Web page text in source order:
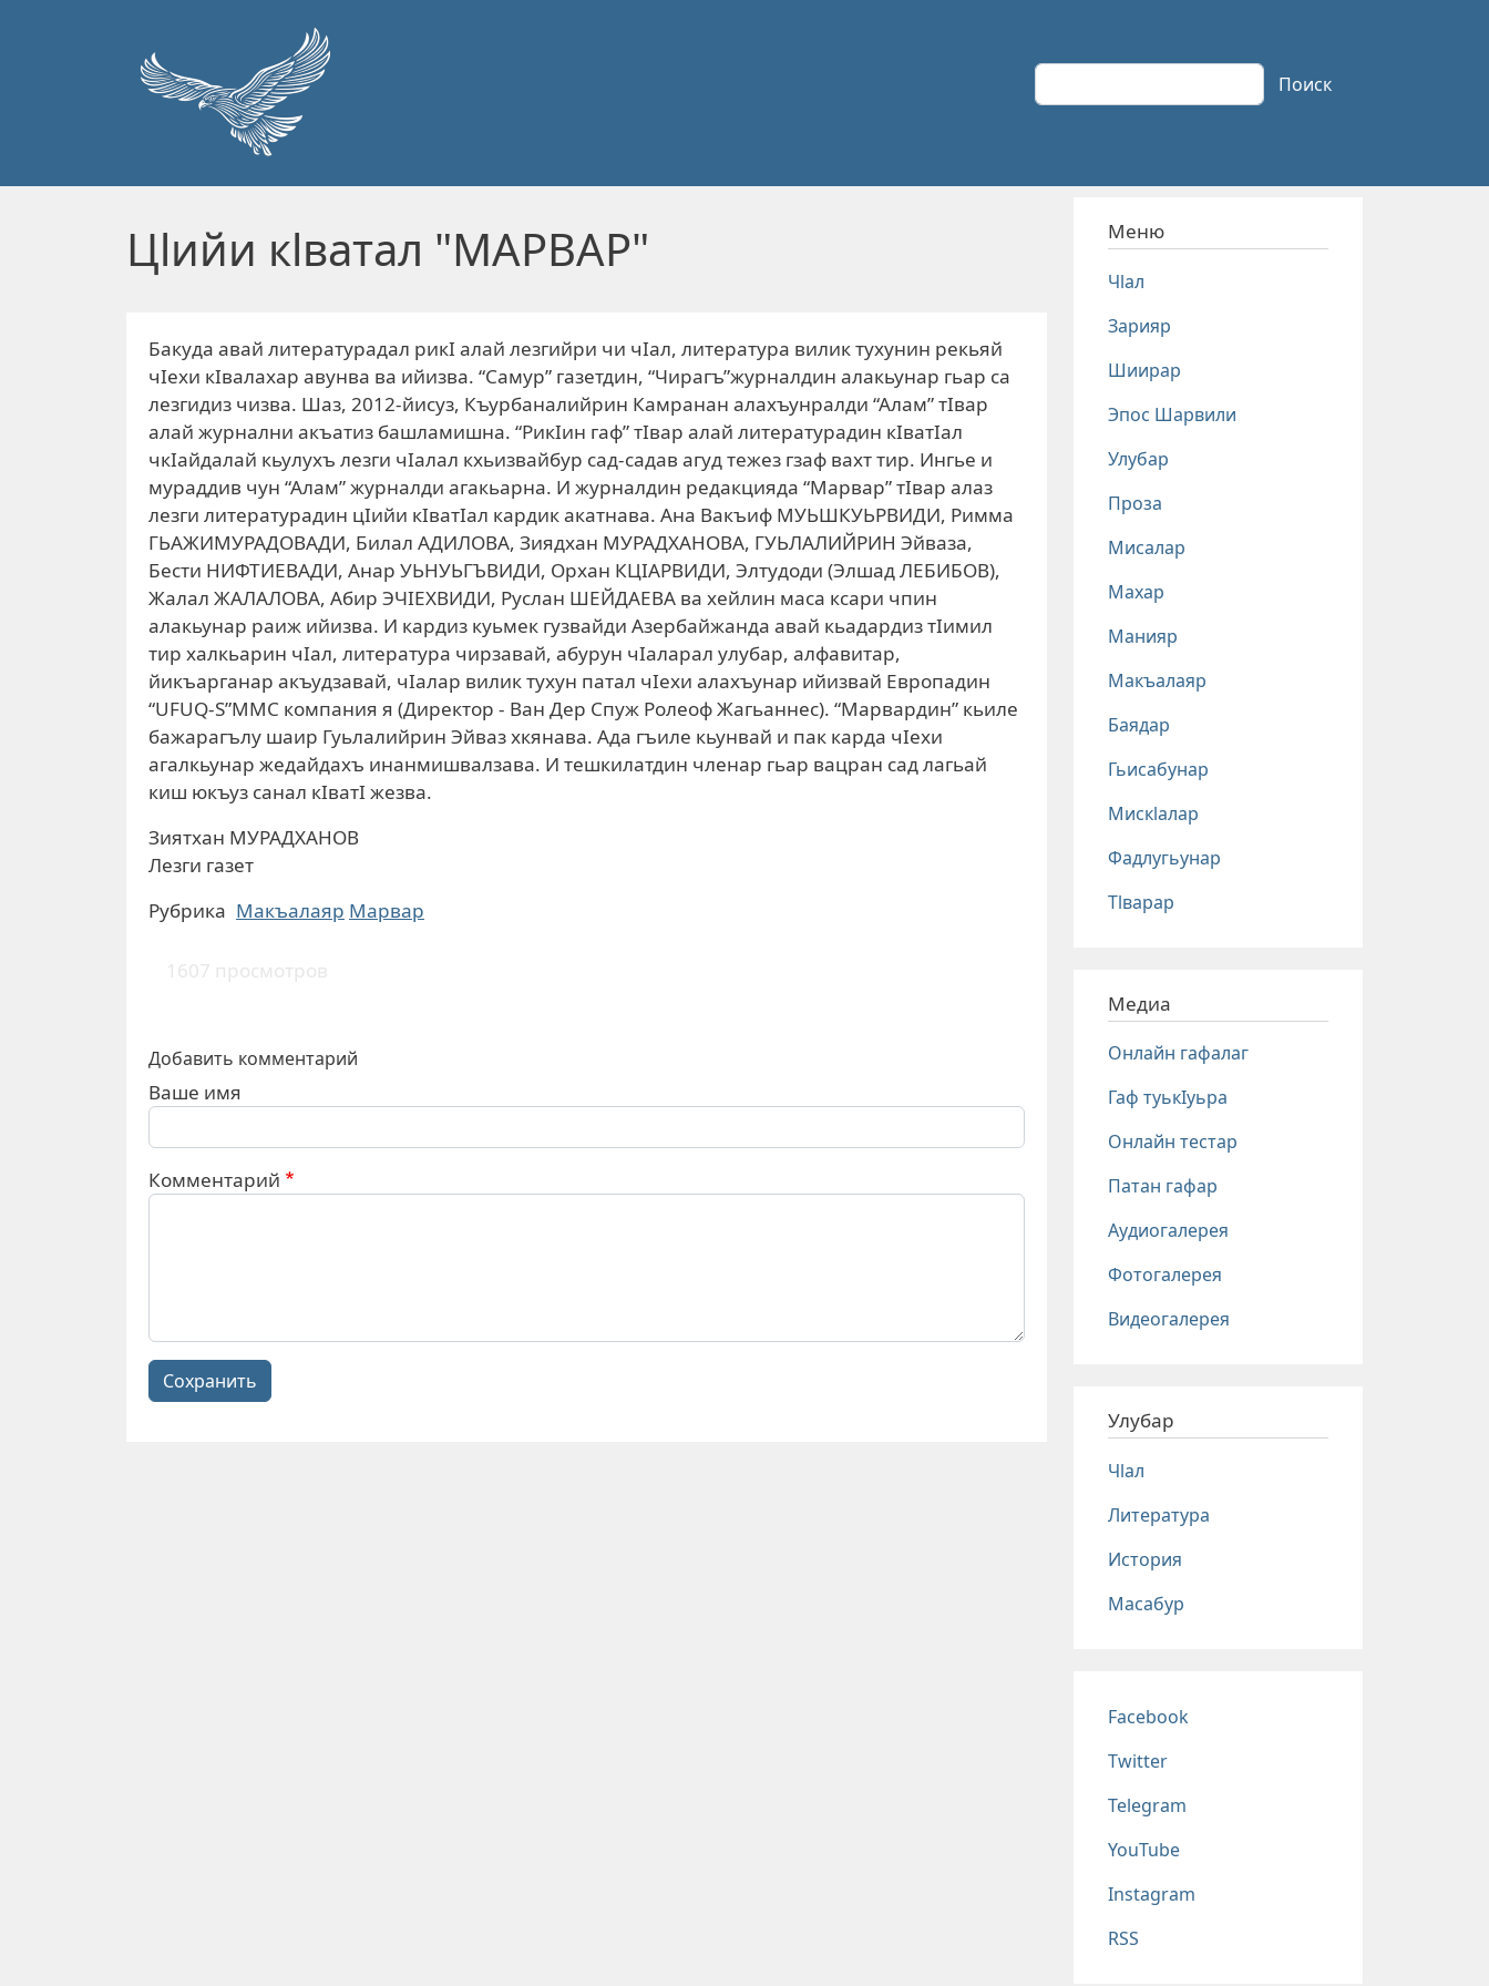
Поиск Поиск
Цlийи кlватал "МАРВАР"
Бакуда авай литературадал рикI алай лезгийри чи чIал, литература вилик тухунин рекьяй
чIехи кIвалахар авунва ва ийизва. “Самур” газетдин, “Чирагъ”журналдин алакьунар гьар са
лезгидиз чизва. Шаз, 2012-йисуз, Къурбаналийрин Камранан алахъунралди “Алам” тIвар
алай журнални акъатиз башламишна. “РикIин гаф” тIвар алай литературадин кIватIал
чкIайдалай кьулухъ лезги чIалал кхьизвайбур сад-садав агуд тежез гзаф вахт тир. Ингье и
мураддив чун “Алам” журналди агакьарна. И журналдин редакцияда “Марвар” тIвар алаз
лезги литературадин цIийи кIватIал кардик акатнава. Ана Вакъиф МУЬШКУЬРВИДИ, Римма
ГЬАЖИМУРАДОВАДИ, Билал АДИЛОВА, Зиядхан МУРАДХАНОВА, ГУЬЛАЛИЙРИН Эйваза,
Бести НИФТИЕВАДИ, Анар УЬНУЬГЪВИДИ, Орхан КЦIАРВИДИ, Элтудоди (Элшад ЛЕБИБОВ),
Жалал ЖАЛАЛОВА, Абир ЭЧIЕХВИДИ, Руслан ШЕЙДАЕВА ва хейлин маса ксари чпин
алакьунар раиж ийизва. И кардиз куьмек гузвайди Азербайжанда авай кьадардиз тIимил
тир халкьарин чIал, литература чирзавай, абурун чIаларал улубар, алфавитар,
йикъарганар акъудзавай, чIалар вилик тухун патал чIехи алахъунар ийизвай Европадин
“UFUQ-S”ММС компания я (Директор - Ван Дер Спуж Ролеоф Жагьаннес). “Марвардин” кьиле
бажарагълу шаир Гуьлалийрин Эйваз хкянава. Ада гъиле кьунвай и пак карда чIехи
агалкьунар жедайдахъ инанмишвалзава. И тешкилатдин членар гьар вацран сад лагьай
киш юкъуз санал кIватI жезва.
Зиятхан МУРАДХАНОВ
Лезги газет
Рубрика Макъалаяр Марвар
1607 просмотров
Добавить комментарий
Ваше имя
Комментарий
Сохранить
Меню
Чlал
Зарияр
Шиирар
Эпос Шарвили
Улубар
Проза
Мисалар
Махар
Манияр
Макъалаяр
Баядар
Гьисабунар
Мискlалар
Фадлугьунар
Тlварар
Медиа
Онлайн гафалаг
Гаф туькIуьра
Онлайн тестар
Патан гафар
Аудиогалерея
Фотогалерея
Видеогалерея
Улубар
Чlал
Литература
История
Масабур
Соц сети
Facebook
Twitter
Telegram
YouTube
Instagram
RSS